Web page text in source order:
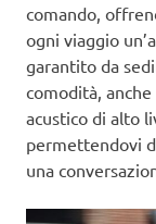
comando,
ogni viaggio
garantito da
comodità,
acustico di alto
permettendovi
una